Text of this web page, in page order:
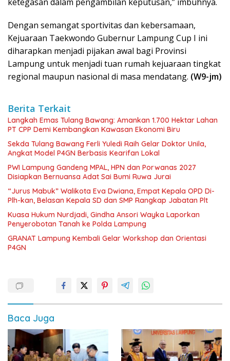
Dengan semangat sportivitas dan kebersamaan,
Kejuaraan Taekwondo Gubernur Lampung Cup I ini
diharapkan menjadi pijakan awal bagi Provinsi
Lampung untuk menjadi tuan rumah kejuaraan tingkat
regional maupun nasional di masa mendatang. (W9-jm)
Berita Terkait
Langkah Emas Tulang Bawang: Amankan 1.700 Hektar Lahan
PT CPP Demi Kembangkan Kawasan Ekonomi Biru
Sekda Tulang Bawang Ferli Yuledi Raih Gelar Doktor Unila,
Angkat Model P4GN Berbasis Kearifan Lokal
PWI Lampung Gandeng MPAL, HPN dan Porwanas 2027
Disiapkan Bernuansa Adat Sai Bumi Ruwa Jurai
“Jurus Mabuk” Walikota Eva Dwiana, Empat Kepala OPD Di-
Plh-kan, Belasan Kepala SD dan SMP Rangkap Jabatan Plt
Kuasa Hukum Nurdjadi, Gindha Ansori Wayka Laporkan
Penyerobotan Tanah ke Polda Lampung
GRANAT Lampung Kembali Gelar Workshop dan Orientasi
P4GN
Baca Juga